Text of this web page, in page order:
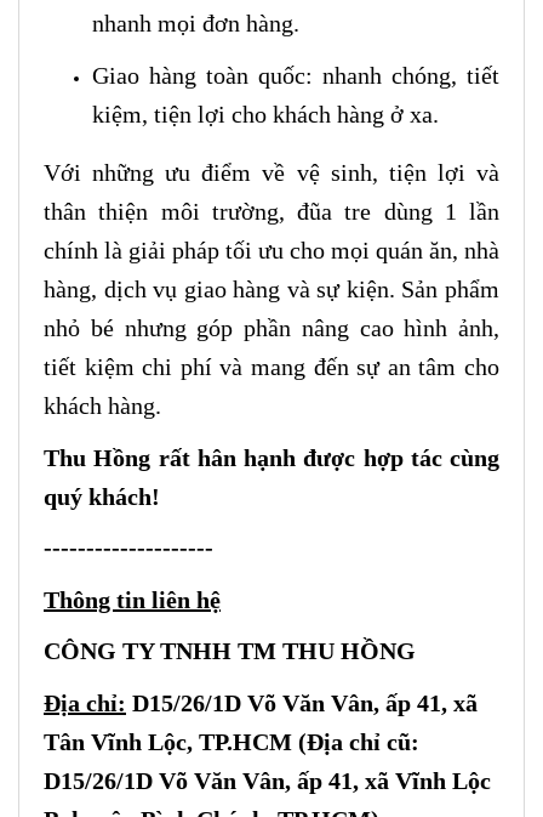
nhanh mọi đơn hàng.
Giao hàng toàn quốc: nhanh chóng, tiết
kiệm, tiện lợi cho khách hàng ở xa.
Với những ưu điểm về vệ sinh, tiện lợi và
thân thiện môi trường, đũa tre dùng 1 lần
chính là giải pháp tối ưu cho mọi quán ăn, nhà
hàng, dịch vụ giao hàng và sự kiện. Sản phẩm
nhỏ bé nhưng góp phần nâng cao hình ảnh,
tiết kiệm chi phí và mang đến sự an tâm cho
khách hàng.
Thu Hồng rất hân hạnh được hợp tác cùng
quý khách!
--------------------
Thông tin liên hệ
CÔNG TY TNHH TM THU HỒNG
Địa chỉ: D15/26/1D Võ Văn Vân, ấp 41, xã
Tân Vĩnh Lộc, TP.HCM (Địa chỉ cũ:
D15/26/1D Võ Văn Vân, ấp 41, xã Vĩnh Lộc